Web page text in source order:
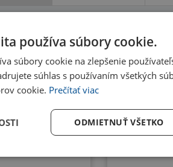
Benefity
používa súbory cookie.
súbory cookie na zlepšenie
súhlas s používaním všetkých
cookie. Prečítať viac
ODMIETNUŤ VŠETKO